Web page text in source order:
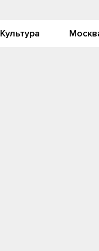
Культура